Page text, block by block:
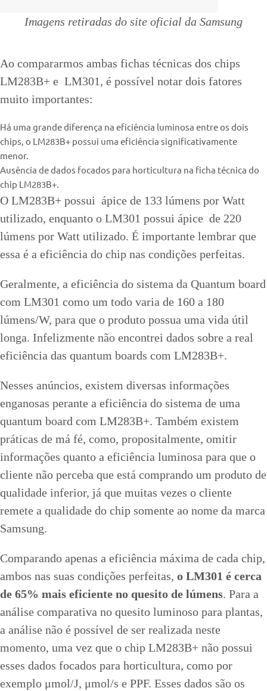
Imagens retiradas do site oficial da Samsung
Ao compararmos ambas fichas técnicas dos chips
LM283B+ e LM301, é possível notar dois fatores
muito importantes:
Há uma grande diferença na eficiência luminosa entre os dois
chips, o LM283B+ possui uma eficiência significativamente
menor.
Ausência de dados focados para horticultura na ficha técnica do
chip LM283B+.
O LM283B+ possui ápice de 133 lúmens por Watt
utilizado, enquanto o LM301 possui ápice de 220
lúmens por Watt utilizado. É importante lembrar que
essa é a eficiência do chip nas condições perfeitas.
Geralmente, a eficiência do sistema da Quantum board
com LM301 como um todo varia de 160 a 180
lúmens/W, para que o produto possua uma vida útil
longa. Infelizmente não encontrei dados sobre a real
eficiência das quantum boards com LM283B+.
Nesses anúncios, existem diversas informações
enganosas perante a eficiência do sistema de uma
quantum board com LM283B+. Também existem
práticas de má fé, como, propositalmente, omitir
informações quanto a eficiência luminosa para que o
cliente não perceba que está comprando um produto de
qualidade inferior, já que muitas vezes o cliente
remete a qualidade do chip somente ao nome da marca
Samsung.
Comparando apenas a eficiência máxima de cada chip,
ambos nas suas condições perfeitas, o LM301 é cerca
de 65% mais eficiente no quesito de lúmens. Para a
análise comparativa no quesito luminoso para plantas,
a análise não é possível de ser realizada neste
momento, uma vez que o chip LM283B+ não possui
esses dados focados para horticultura, como por
exemplo μmol/J, μmol/s e PPF. Esses dados são os